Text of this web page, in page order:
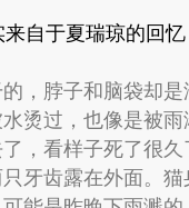
自于夏瑞琼的回忆
，脖子和脑袋却
烫过，也像是被
，看样子死了很
牙齿露在外面。